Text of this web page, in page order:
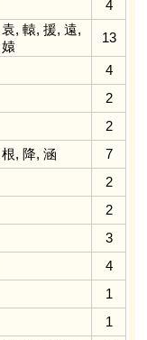
4
袁, 轅, 援, 遠,
媴
13
4
2
2
根, 降, 涵
7
2
2
3
4
1
1